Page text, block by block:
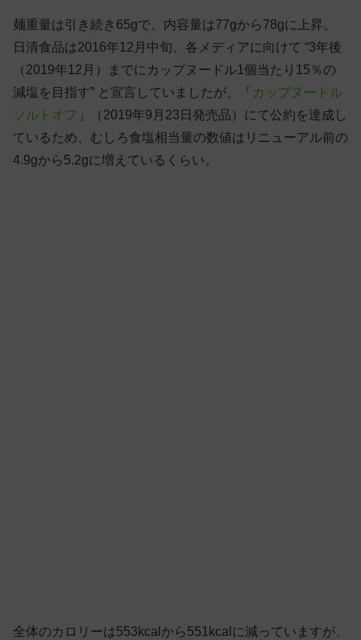
麺重量は引き続き65gで、内容量は77gから78gに上昇。
日清食品は2016年12月中旬、各メディアに向けて “3年後
（2019年12月）までにカップヌードル1個当たり15％の
減塩を目指す” と宣言していましたが、「 カップヌードル
ソルトオフ 」（2019年9月23日発売品）にて公約を達成し
ているため、むしろ食塩相当量の数値はリニューアル前の
4.9gから5.2gに増えているくらい。
全体のカロリーは553kcalから551kcalに減っていますが、